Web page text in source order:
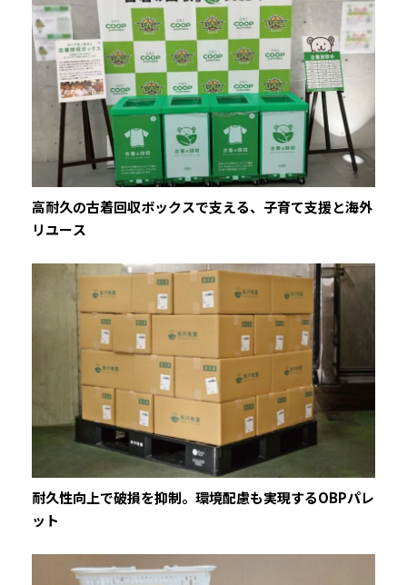
高耐久の古着回収ボックスで支える、子育て支援と海外
リユース
耐久性向上で破損を抑制。環境配慮も実現するOBPパレ
ット